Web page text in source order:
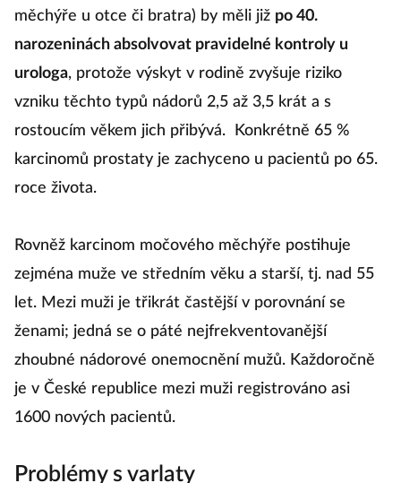
měchýře u otce či bratra) by měli již po 40.
narozeninách absolvovat pravidelné kontroly u
urologa, protože výskyt v rodině zvyšuje riziko
vzniku těchto typů nádorů 2,5 až 3,5 krát a s
rostoucím věkem jich přibývá. Konkrétně 65 %
karcinomů prostaty je zachyceno u pacientů po 65.
roce života.
Rovněž karcinom močového měchýře postihuje
zejména muže ve středním věku a starší, tj. nad 55
let. Mezi muži je třikrát častější v porovnání se
ženami; jedná se o páté nejfrekventovanější
zhoubné nádorové onemocnění mužů. Každoročně
je v České republice mezi muži registrováno asi
1600 nových pacientů.
Problémy s varlaty